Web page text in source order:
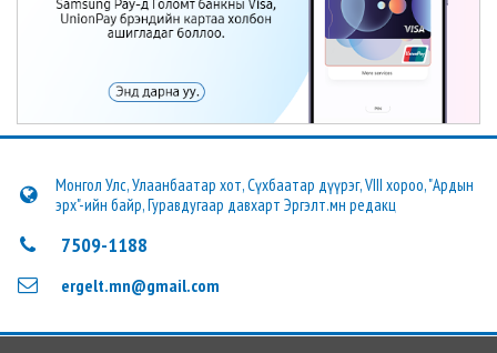
Монгол Улс, Улаанбаатар хот, Сүхбаатар дүүрэг, VIII хороо, "Ардын
эрх"-ийн байр, Гуравдугаар давхарт Эргэлт.мн редакц
7509-1188
ergelt.mn@gmail.com